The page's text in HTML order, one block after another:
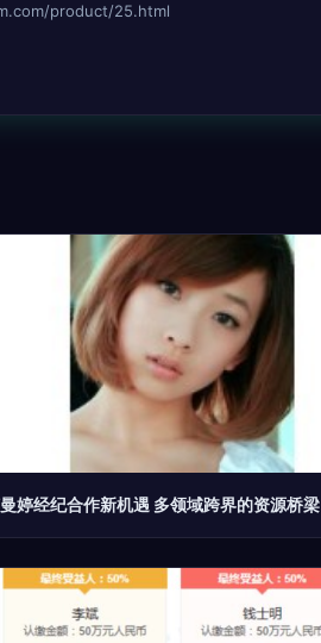
product/25.html
婷经纪合作新机遇 多领域跨界的资源桥梁